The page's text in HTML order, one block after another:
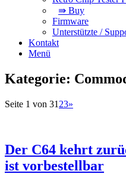
⇛ Buy
Firmware
Unterstützte /
Kontakt
Menü
Kategorie:
Beitragsnavigation
Seite 1 von 31 23»
Der C64 kehrt
ist vorbestellbar